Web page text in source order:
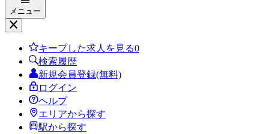
メニュー
キープした求人を見る0
検索履歴
新規会員登録(無料)
ログイン
ヘルプ
エリアから探す
駅から探す